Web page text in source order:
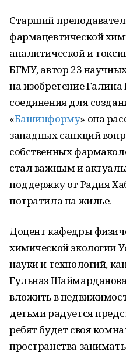
Старший
фармацевтической
аналитической и
БГМУ, автор 23
на изобретение Галина
соединения для
«Башинформу» она
западных санкций
собственных
стал важным и
поддержку от Радия
потратила на жилье.
Доцент кафедры
химической экологии
науки и технологий,
Гульназ
вложить в
детьми радуется
ребят будет своя
пространства